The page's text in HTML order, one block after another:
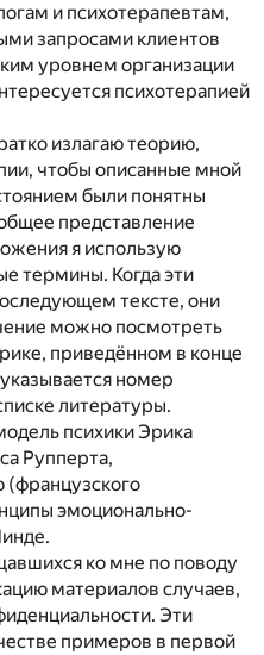
и психотерапевтам,
запросами клиентов
уровнем организации
психотерапией
излагаю теорию,
чтобы описанные мной
были понятны
представление
я использую
термины. Когда эти
тексте, они
можно посмотреть
приведённом в конце
номер
литературы.
психики Эрика
Рупперта,
(французского
эмоционально-
ко мне по поводу
материалов случаев,
Эти
примеров в первой